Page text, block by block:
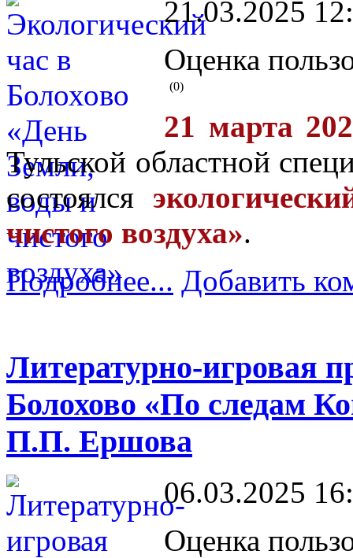
21.03.2025
Оценка
(0)
21 марта
Тульской областной
состоялся
чистого воздуха».
Подробнее... Добавить
Литературно-игровая
Болохово «По следам
П.П. Ершова
06.03.2025
Оценка